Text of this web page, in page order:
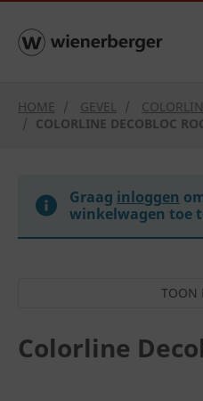
text.skipToContent
text.skipToNavigation
HOME GEVEL
COLORLINE DECOBLOC
Graag inloggen
winkelwagen toe
Colorline